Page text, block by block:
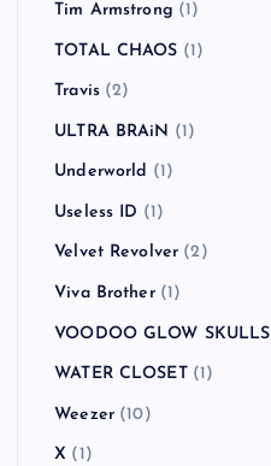
Tim Armstrong (1)
TOTAL CHAOS (1)
Travis(2)
ULTRA BRAiN (1)
Underworld (1)
Useless ID (1)
Velvet Revolver (2)
Viva Brother(1)
VOODOO GLOW SKULLS
WATER CLOSET(1)
Weezer(10)
X (1)